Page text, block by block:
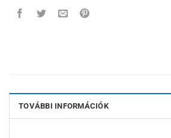
TOVÁBBI INFORMÁCIÓK